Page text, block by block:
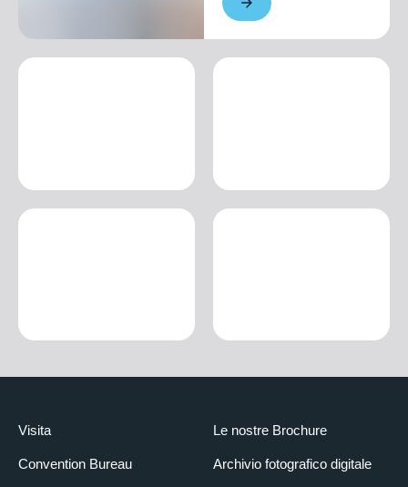
Visita
Convention Bureau
Le nostre Brochure
Archivio fotografico digitale